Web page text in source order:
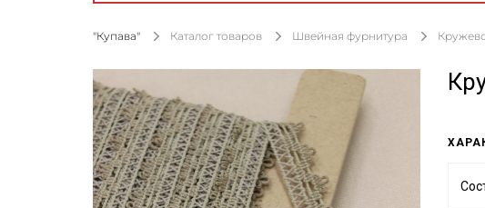
"Купава" Каталог товаров Швейная фурнитура